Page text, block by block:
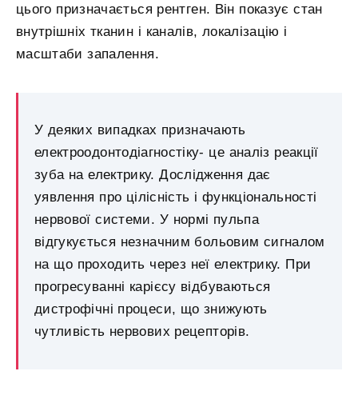
цього призначається рентген. Він показує стан
внутрішніх тканин і каналів, локалізацію і
масштаби запалення.
У деяких випадках призначають
електроодонтодіагностіку- це аналіз реакції
зуба на електрику. Дослідження дає
уявлення про цілісність і функціональності
нервової системи. У нормі пульпа
відгукується незначним больовим сигналом
на що проходить через неї електрику. При
прогресуванні карієсу відбуваються
дистрофічні процеси, що знижують
чутливість нервових рецепторів.